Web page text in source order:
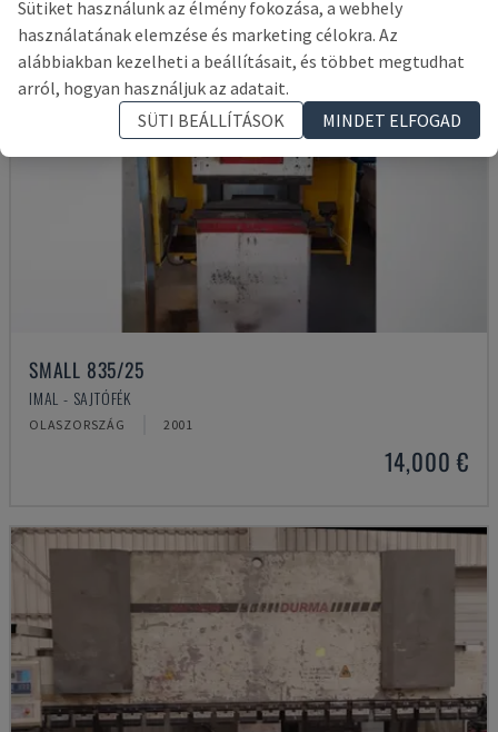
SMALL 835/25
IMAL - SAJTÓFÉK
OLASZORSZÁG 2001
14,000 €
Sütiket használunk az élmény fokozása, a webhely
használatának elemzése és marketing célokra. Az
alábbiakban kezelheti a beállításait, és többet megtudhat
arról, hogyan használjuk az adatait.
SÜTI BEÁLLÍTÁSOK
MINDET ELFOGAD